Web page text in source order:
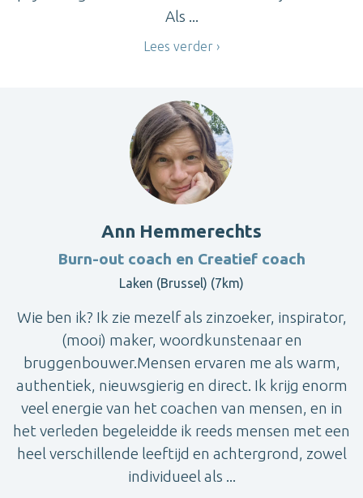
Als ...
Lees verder
Ann Hemmerechts
Burn-out coach en Creatief coach
Laken (Brussel) (7km)
Wie ben ik? Ik zie mezelf als zinzoeker, inspirator,
(mooi) maker, woordkunstenaar en
bruggenbouwer.Mensen ervaren me als warm,
authentiek, nieuwsgierig en direct. Ik krijg enorm
veel energie van het coachen van mensen, en in
het verleden begeleidde ik reeds mensen met een
heel verschillende leeftijd en achtergrond, zowel
individueel als ...